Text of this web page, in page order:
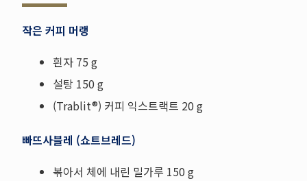
작은 커피 머랭
흰자 75 g
설탕 150 g
(Trablit®) 커피 익스트랙트 20 g
빠뜨사블레 (쇼트브레드)
볶아서 체에 내린 밀가루 150 g